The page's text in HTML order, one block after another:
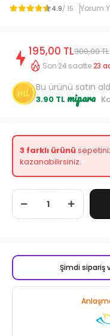
4.9/ 15 Yorum
195,00 TL300,00 TL
Son 24 saatte23
Bu ürünü satın
3.90 TL mipara
3 farklı ürünü
kazanabilirsiniz.
Şimdi sipariş